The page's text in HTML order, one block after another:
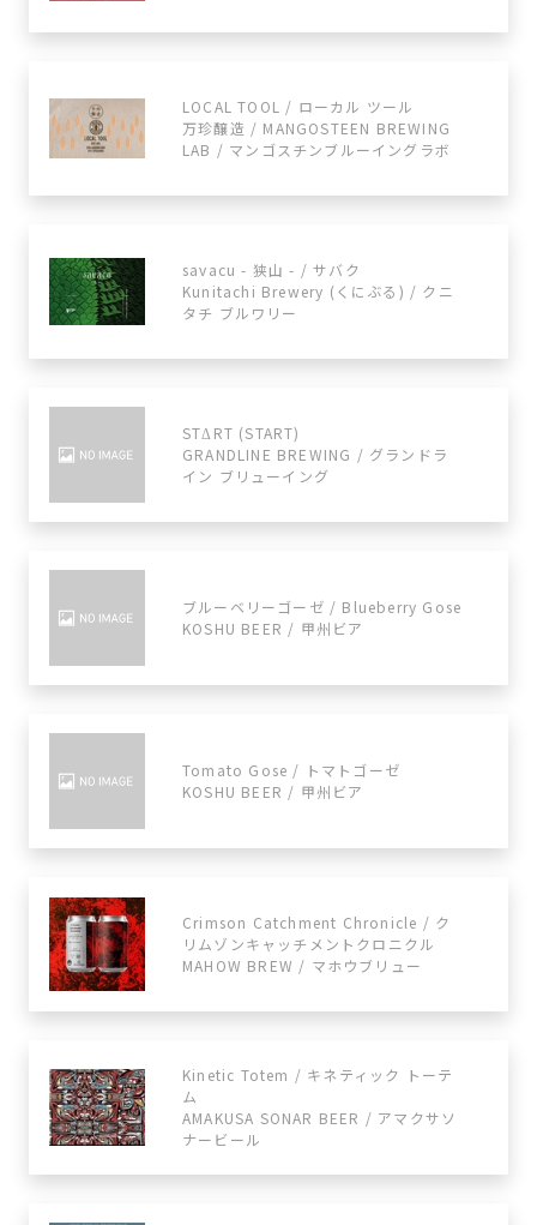
LOCAL TOOL / ローカル ツール
万珍醸造 / MANGOSTEEN BREWING
LAB / マンゴスチンブルーイングラボ
savacu - 狭山 - / サバク
Kunitachi Brewery (くにぶる) / クニ
タチ ブルワリー
STΔRT (START)
GRANDLINE BREWING / グランドラ
イン ブリューイング
ブルーベリーゴーゼ / Blueberry Gose
KOSHU BEER / 甲州ビア
Tomato Gose / トマトゴーゼ
KOSHU BEER / 甲州ビア
Crimson Catchment Chronicle / ク
リムゾンキャッチメントクロニクル
MAHOW BREW / マホウブリュー
Kinetic Totem / キネティック トーテ
ム
AMAKUSA SONAR BEER / アマクサソ
ナービール